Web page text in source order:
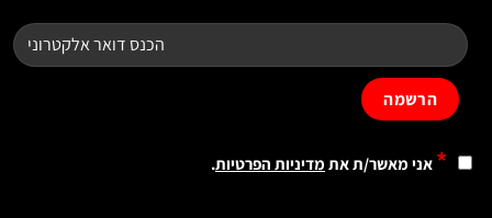
אני מאשר/ת אתמדיניות הפרטיות.